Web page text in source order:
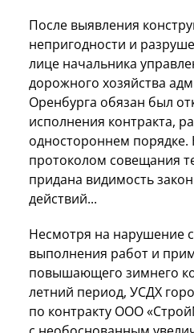
После выявления
непригодности и
лице начальника
дорожного хозяйства
Оренбурга обязан был
исполнения контракта,
одностороннем порядке.
протоколом совещания
придана видимость
действий...
Несмотря на нарушение
выполнения работ и
повышающего зимнего
летний период, УСДХ
по контракту ООО